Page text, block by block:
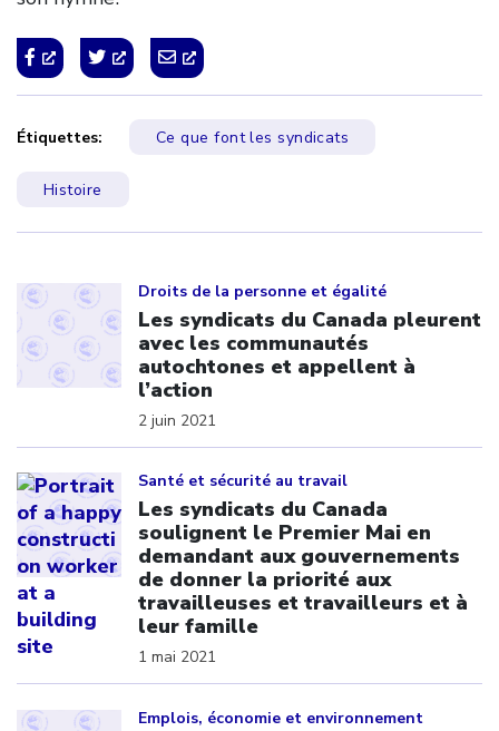
Étiquettes: Ce que font les syndicats
Histoire
Droits de la personne et égalité
Les syndicats du Canada pleurent
avec les communautés
autochtones et appellent à
l’action
2 juin 2021
Santé et sécurité au travail
Les syndicats du Canada
soulignent le Premier Mai en
demandant aux gouvernements
de donner la priorité aux
travailleuses et travailleurs et à
leur famille
1 mai 2021
Emplois, économie et environnement